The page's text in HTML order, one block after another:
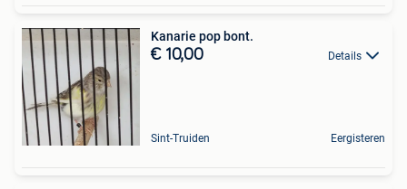
Kanarie pop bont.
€ 10,00 Details
Sint-Truiden Eergisteren